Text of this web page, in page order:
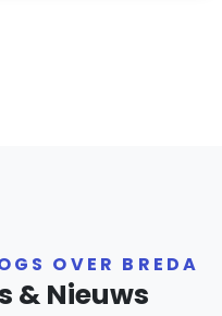
OVER BREDA
& Nieuws